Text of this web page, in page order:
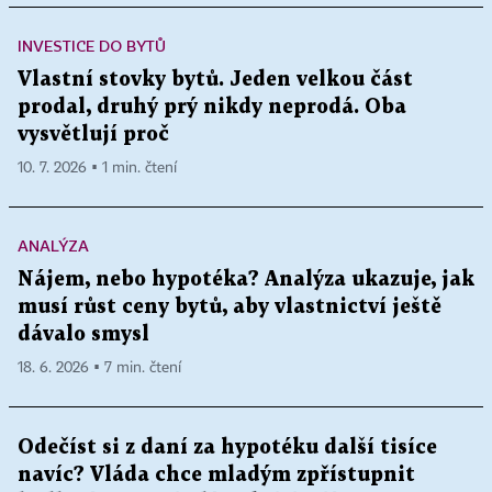
INVESTICE DO BYTŮ
Vlastní stovky bytů. Jeden velkou část
prodal, druhý prý nikdy neprodá. Oba
vysvětlují proč
10. 7. 2026 ▪ 1 min. čtení
ANALÝZA
Nájem, nebo hypotéka? Analýza ukazuje, jak
musí růst ceny bytů, aby vlastnictví ještě
dávalo smysl
18. 6. 2026 ▪ 7 min. čtení
Odečíst si z daní za hypotéku další tisíce
navíc? Vláda chce mladým zpřístupnit